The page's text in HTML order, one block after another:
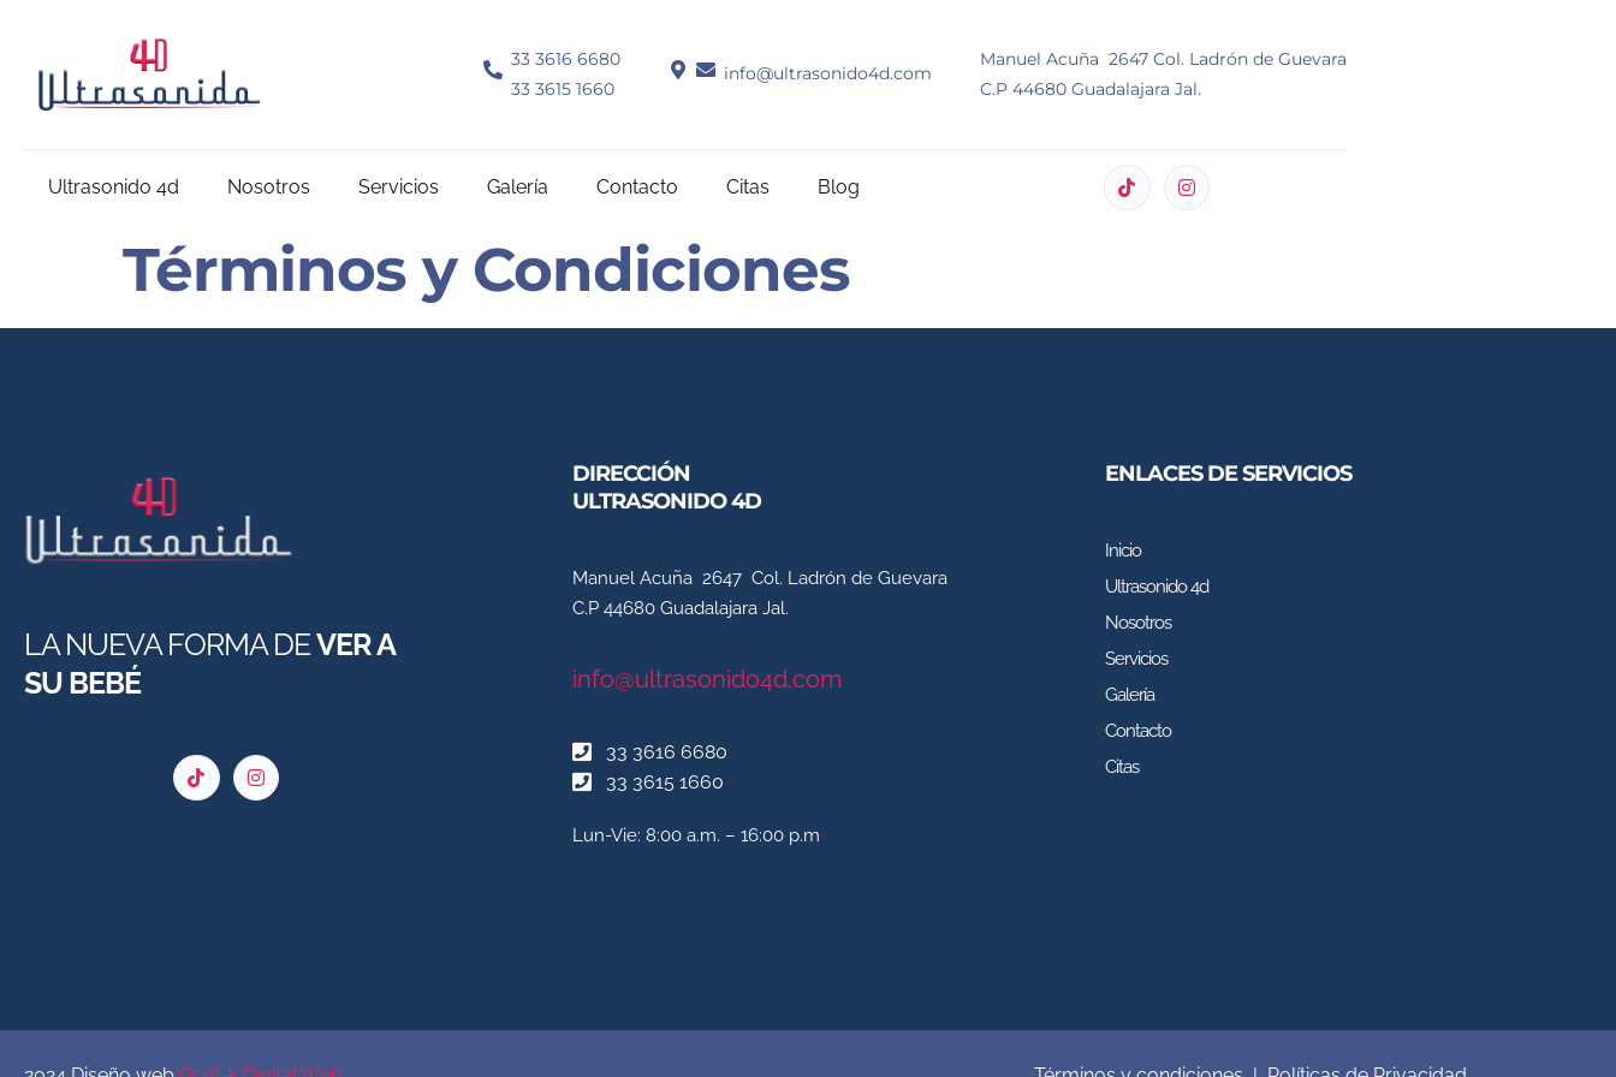
33 3616 6680
33 3615 1660
info@ultrasonido4d.com
Manuel Acuña 2647 Col. Ladrón de Guevara
C.P 44680 Guadalajara Jal.
Ultrasonido 4d Nosotros Servicios Galería Contacto Citas Blog
Términos y Condiciones
LA NUEVA FORMA DEVER A
SU BEBÉ
DIRECCIÓN
ULTRASONIDO 4D
Manuel Acuña 2647 Col. Ladrón de Guevara
C.P 44680 Guadalajara Jal.
info@ultrasonido4d.com
33 3616 6680
33 3615 1660
Lun-Vie: 8:00 a.m. – 16:00 p.m
ENLACES DE SERVICIOS
Inicio
Ultrasonido 4d
Nosotros
Servicios
Galería
Contacto
Citas